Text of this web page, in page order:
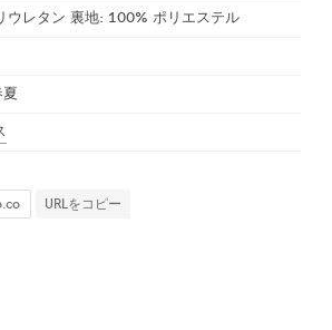
ウレタン 裏地: 100% ポリエステル
URLをコピー